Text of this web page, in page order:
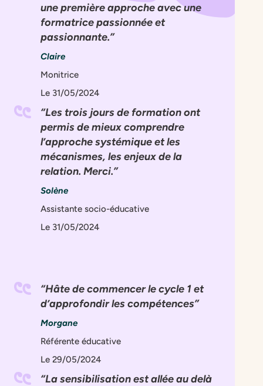
une première approche avec une
formatrice passionnée et
passionnante.
Claire
Monitrice
Le 31/05/2024
Les trois jours de formation ont
permis de mieux comprendre
l’approche systémique et les
mécanismes, les enjeux de la
relation. Merci.
Solène
Assistante socio-éducative
Le 31/05/2024
Hâte de commencer le cycle 1 et
d’approfondir les compétences
Morgane
Référente éducative
Le 29/05/2024
La sensibilisation est allée au delà